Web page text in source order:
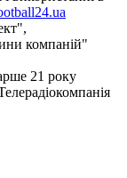
компаній"
21 року